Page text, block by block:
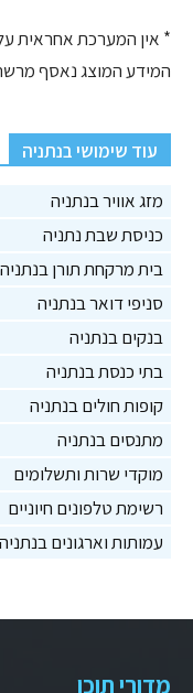
* אין המערכת אחראית
המידע המוצג נאסף
עוד שימושי בנתניה
מזג אוויר בנתניה
כניסת שבת נתניה
בית מרקחת תורן בנתניה
סניפי דואר בנתניה
בנקים בנתניה
בתי כנסת בנתניה
קופות חולים בנתניה
מתנסים בנתניה
מוקדי שרות ותשלומים
רשימת טלפונים חיוניים
עמותות וארגונים בנתניה
מדורי תוכן